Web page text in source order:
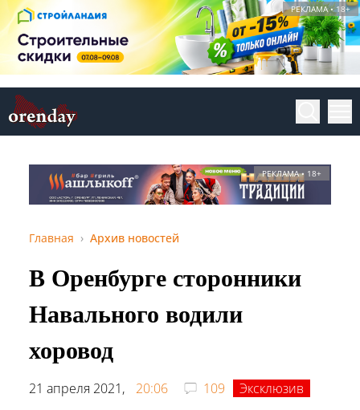
РЕКЛАМА • 18+
РЕКЛАМА • 18+
Главная Архив новостей
В Оренбурге сторонники
Навального водили
хоровод
21 апреля 2021, 20:06 109
Эксклюзив